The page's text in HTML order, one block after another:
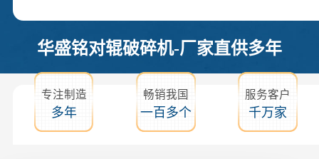
华盛铭对辊破碎机-厂家直供多年
专注制造
多年
畅销我国
一百多个
服务客户
千万家